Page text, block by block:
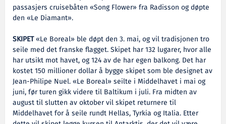
passasjers cruisebåten «Song Flower» fra Radisson og døpte
den «Le Diamant».
SKIPET«Le Boreal» ble døpt den 3. mai, og vil tradisjonen tro
seile med det franske flagget. Skipet har 132 lugarer, hvor alle
har utsikt mot havet, og 124 av de har egen balkong. Det har
kostet 150 millioner dollar å bygge skipet som ble designet av
Jean-Philipe Nuel. «Le Boreal» seilte i Middelhavet i mai og
juni, før turen gikk videre til Baltikum i juli. Fra midten av
august til slutten av oktober vil skipet returnere til
Middelhavet for å seile rundt Hellas, Tyrkia og Italia. Etter